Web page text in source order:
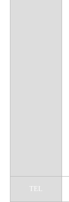
TEL